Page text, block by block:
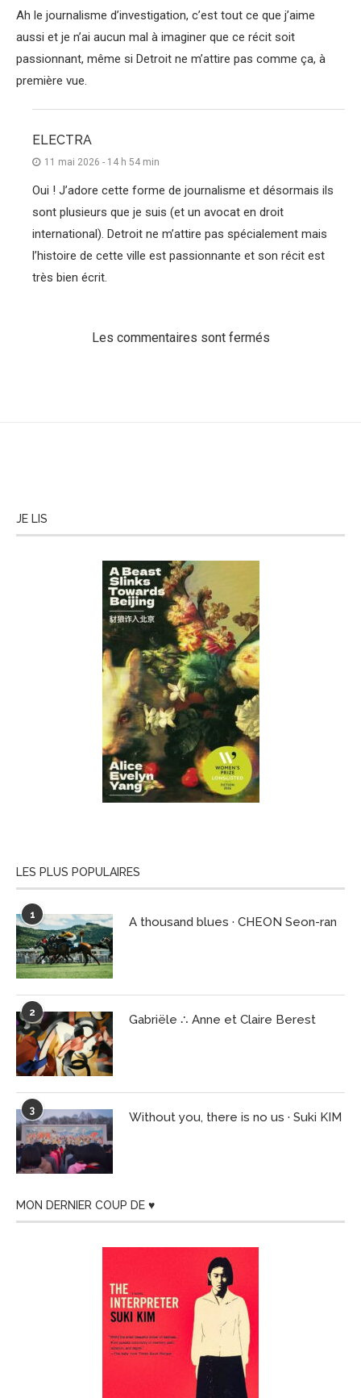
Ah le journalisme d’investigation, c’est tout ce que j’aime
aussi et je n’ai aucun mal à imaginer que ce récit soit
passionnant, même si Detroit ne m’attire pas comme ça, à
première vue.
ELECTRA
11 mai 2026 - 14 h 54 min
Oui ! J’adore cette forme de journalisme et désormais ils
sont plusieurs que je suis (et un avocat en droit
international). Detroit ne m’attire pas spécialement mais
l’histoire de cette ville est passionnante et son récit est
très bien écrit.
Les commentaires sont fermés
JE LIS
LES PLUS POPULAIRES
1 A thousand blues · CHEON Seon-ran
2 Gabriële ∴ Anne et Claire Berest
3 Without you, there is no us · Suki KIM
MON DERNIER COUP DE ♥